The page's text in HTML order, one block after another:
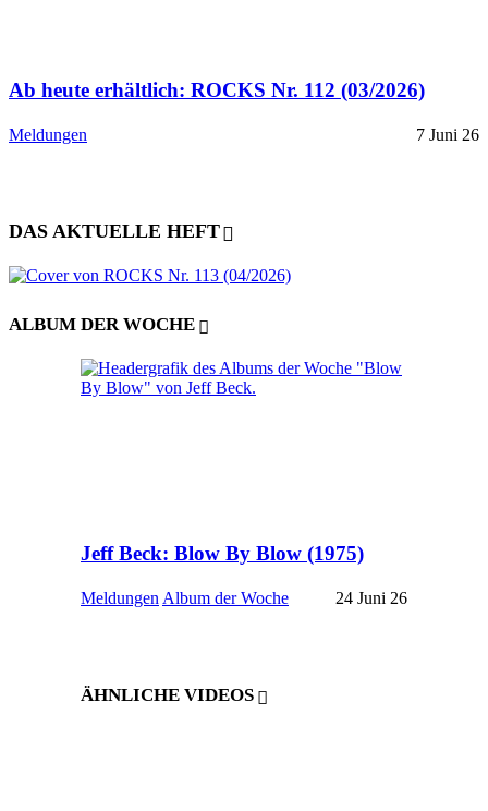
Ab heute erhältlich: ROCKS Nr. 112 (03/2026)
Meldungen 7 Juni 26
DAS AKTUELLE HEFT
ALBUM DER WOCHE
Jeff Beck: Blow By Blow (1975)
Meldungen Album der Woche 24 Juni 26
ÄHNLICHE VIDEOS